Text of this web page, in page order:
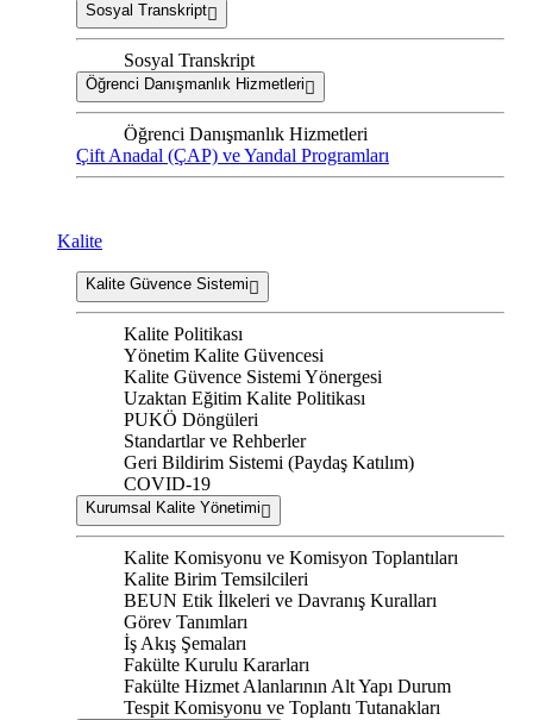
Sosyal Transkript
Sosyal Transkript
Öğrenci Danışmanlık Hizmetleri
Öğrenci Danışmanlık Hizmetleri
Çift Anadal (ÇAP) ve Yandal Programları
Kalite
Kalite Güvence Sistemi
Kalite Politikası
Yönetim Kalite Güvencesi
Kalite Güvence Sistemi Yönergesi
Uzaktan Eğitim Kalite Politikası
PUKÖ Döngüleri
Standartlar ve Rehberler
Geri Bildirim Sistemi (Paydaş Katılım)
COVID-19
Kurumsal Kalite Yönetimi
Kalite Komisyonu ve Komisyon Toplantıları
Kalite Birim Temsilcileri
BEUN Etik İlkeleri ve Davranış Kuralları
Görev Tanımları
İş Akış Şemaları
Fakülte Kurulu Kararları
Fakülte Hizmet Alanlarının Alt Yapı Durum
Tespit Komisyonu ve Toplantı Tutanakları